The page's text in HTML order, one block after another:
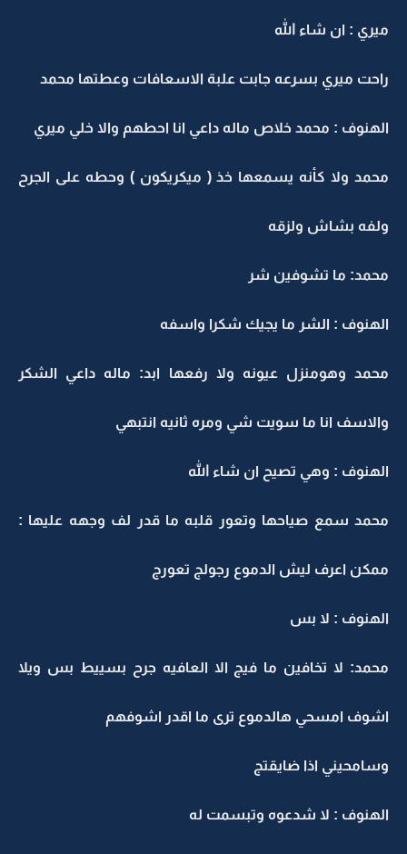
ميري : ان شاء الله
راحت ميري بسرعه جابت علبة الاسعافات وعطتها محمد
الهنوف : محمد خلاص ماله داعي انا احطهم والا خلي ميري
محمد ولا كأنه يسمعها خذ ( ميكريكون ) وحطه على الجرح
ولفه بشاش ولزقه
محمد: ما تشوفين شر
الهنوف : الشر ما يجيك شكرا واسفه
محمد وهومنزل عيونه ولا رفعها ابد: ماله داعي الشكر
والاسف انا ما سويت شي ومره ثانيه انتبهي
الهنوف : وهي تصيح ان شاء الله
محمد سمع صياحها وتعور قلبه ما قدر لف وجهه عليها :
ممكن اعرف ليش الدموع رجولج تعورج
الهنوف : لا بس
محمد: لا تخافين ما فيج الا العافيه جرح بسييط بس ويلا
اشوف امسحي هالدموع ترى ما اقدر اشوفهم
وسامحيني اذا ضايقتج
الهنوف : لا شدعوه وتبسمت له